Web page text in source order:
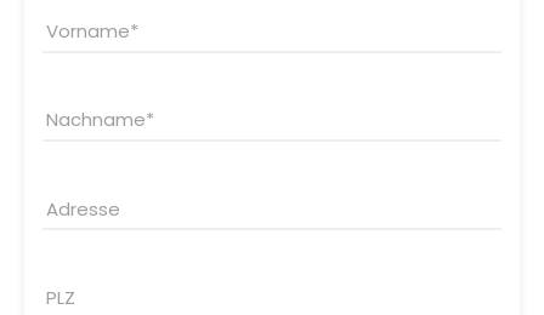
Vorname
Nachname
Adresse
PLZ